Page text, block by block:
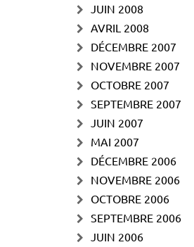
JUIN 2008
AVRIL 2008
DÉCEMBRE 2007
NOVEMBRE 2007
OCTOBRE 2007
SEPTEMBRE 2007
JUIN 2007
MAI 2007
DÉCEMBRE 2006
NOVEMBRE 2006
OCTOBRE 2006
SEPTEMBRE 2006
JUIN 2006